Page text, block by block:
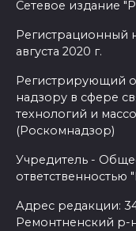
Сетевое издание
Регистрационный
августа 2020 г.
Регистрирующий
надзору в сфере
технологий и
(Роскомнадзор)
Учредитель -
ответственностью
Адрес редакции:
Ремонтненский р-